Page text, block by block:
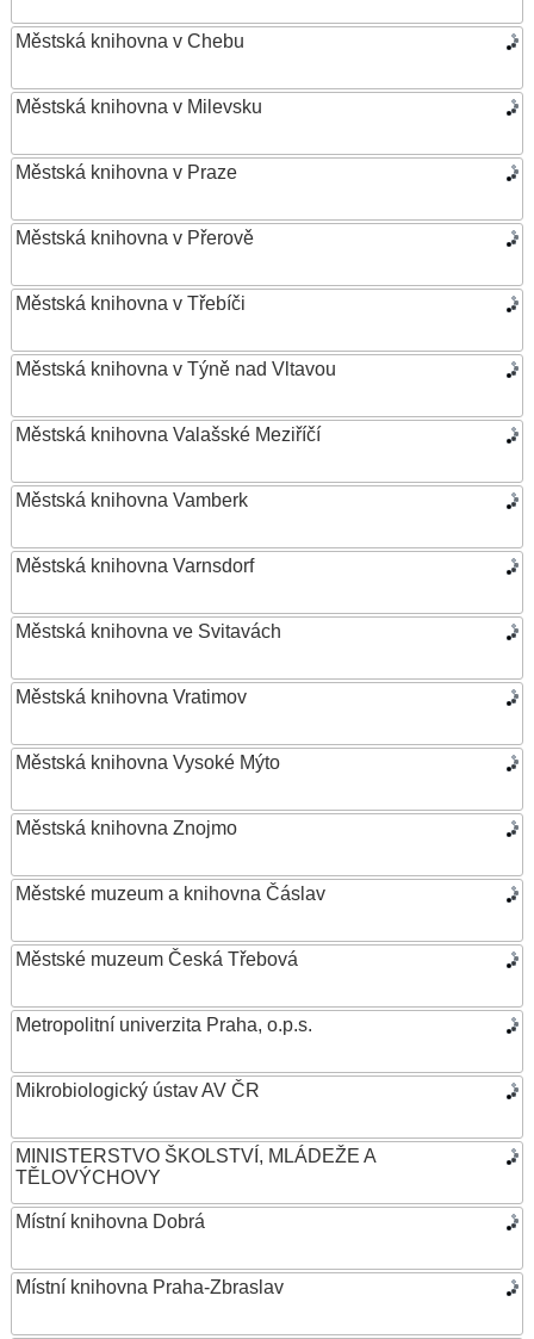
Městská knihovna v Chebu
Městská knihovna v Milevsku
Městská knihovna v Praze
Městská knihovna v Přerově
Městská knihovna v Třebíči
Městská knihovna v Týně nad Vltavou
Městská knihovna Valašské Meziříčí
Městská knihovna Vamberk
Městská knihovna Varnsdorf
Městská knihovna ve Svitavách
Městská knihovna Vratimov
Městská knihovna Vysoké Mýto
Městská knihovna Znojmo
Městské muzeum a knihovna Čáslav
Městské muzeum Česká Třebová
Metropolitní univerzita Praha, o.p.s.
Mikrobiologický ústav AV ČR
MINISTERSTVO ŠKOLSTVÍ, MLÁDEŽE A
TĚLOVÝCHOVY
Místní knihovna Dobrá
Místní knihovna Praha-Zbraslav